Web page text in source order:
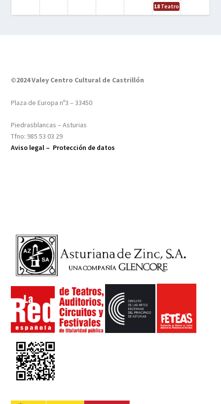
18 Teatro – Tres
©2024 Valey Centro Cultural de Castrillón
Plaza de Europa nº3 – 33450
Piedrasblancas – Asturias
Tfno: 985 53 03 29
Aviso legal – Protección de datos